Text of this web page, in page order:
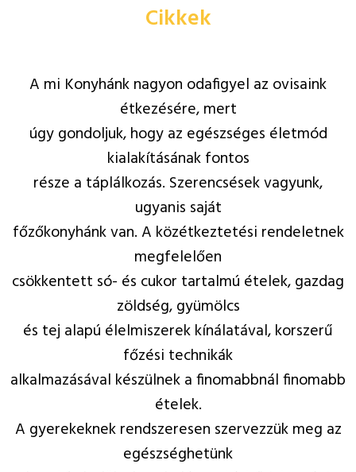
Cikkek
A mi Konyhánk nagyon odafigyel az ovisaink
étkezésére, mert
úgy gondoljuk, hogy az egészséges életmód
kialakításának fontos
része a táplálkozás. Szerencsések vagyunk,
ugyanis saját
főzőkonyhánk van. A közétkeztetési rendeletnek
megfelelően
csökkentett só- és cukor tartalmú ételek, gazdag
zöldség, gyümölcs
és tej alapú élelmiszerek kínálatával, korszerű
főzési technikák
alkalmazásával készülnek a finomabbnál finomabb
ételek.
A gyerekeknek rendszeresen szervezzük meg az
egészséghetünk